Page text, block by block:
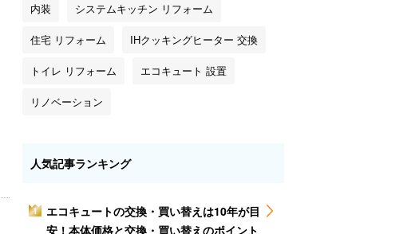
内装 システムキッチン リフォーム
住宅 リフォーム IHクッキングヒーター 交換
トイレ リフォーム エコキュート 設置
リノベーション
人気記事ランキング
1
エコキュートの交換・買い替えは10年が目
安！本体価格と交換・買い替えのポイント